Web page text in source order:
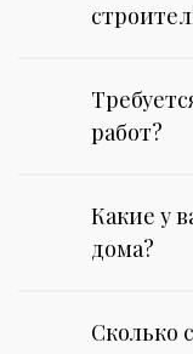
работ?
Какие у
дома?
Сколько